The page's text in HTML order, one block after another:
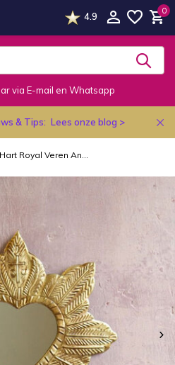
4.9
0
via E-mail en Whatsapp
& Tips: Lees onze blog >
Royal Veren An...